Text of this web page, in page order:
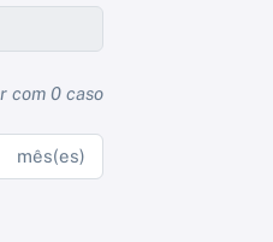
com 0 caso
mês(es)